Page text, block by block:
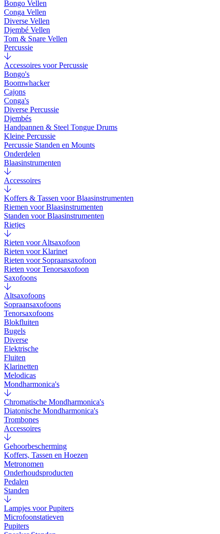
Bongo Vellen
Conga Vellen
Diverse Vellen
Djembé Vellen
Tom & Snare Vellen
Percussie
Accessoires voor Percussie
Bongo's
Boomwhacker
Cajons
Conga's
Diverse Percussie
Djembés
Handpannen & Steel Tongue Drums
Kleine Percussie
Percussie Standen en Mounts
Onderdelen
Blaasinstrumenten
Accessoires
Koffers & Tassen voor Blaasinstrumenten
Riemen voor Blaasinstrumenten
Standen voor Blaasinstrumenten
Rietjes
Rieten voor Altsaxofoon
Rieten voor Klarinet
Rieten voor Sopraansaxofoon
Rieten voor Tenorsaxofoon
Saxofoons
Altsaxofoons
Sopraansaxofoons
Tenorsaxofoons
Blokfluiten
Bugels
Diverse
Elektrische
Fluiten
Klarinetten
Melodicas
Mondharmonica's
Chromatische Mondharmonica's
Diatonische Mondharmonica's
Trombones
Accessoires
Gehoorbescherming
Koffers, Tassen en Hoezen
Metronomen
Onderhoudsproducten
Pedalen
Standen
Lampjes voor Pupiters
Microfoonstatieven
Pupiters